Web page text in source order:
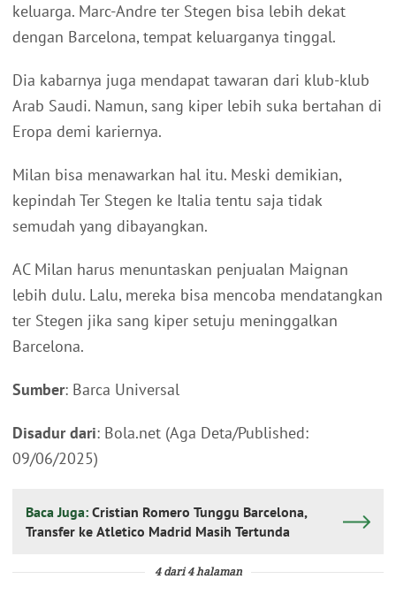
keluarga. Marc-Andre ter Stegen bisa lebih dekat
dengan Barcelona, tempat keluarganya tinggal.
Dia kabarnya juga mendapat tawaran dari klub-klub
Arab Saudi. Namun, sang kiper lebih suka bertahan di
Eropa demi kariernya.
Milan bisa menawarkan hal itu. Meski demikian,
kepindah Ter Stegen ke Italia tentu saja tidak
semudah yang dibayangkan.
AC Milan harus menuntaskan penjualan Maignan
lebih dulu. Lalu, mereka bisa mencoba mendatangkan
ter Stegen jika sang kiper setuju meninggalkan
Barcelona.
Sumber: Barca Universal
Disadur dari: Bola.net (Aga Deta/Published:
09/06/2025)
Baca Juga: Cristian Romero Tunggu Barcelona,
Transfer ke Atletico Madrid Masih Tertunda
4 dari 4 halaman